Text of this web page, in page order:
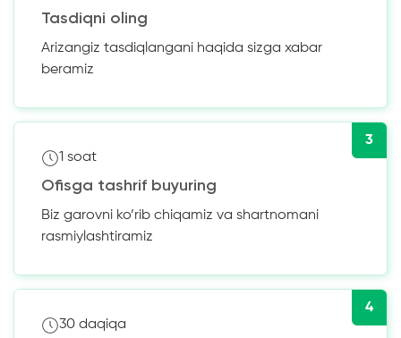
Tasdiqni oling
Arizangiz tasdiqlangani haqida sizga xabar
beramiz
3
1 soat
Ofisga tashrif buyuring
Biz garovni ko’rib chiqamiz va shartnomani
rasmiylashtiramiz
4
30 daqiqa